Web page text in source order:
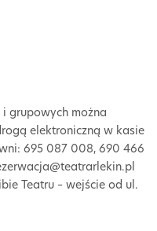
grupowych można
elektroniczną w kasie
695 087 008, 690 466
Teatru – wejście od ul.